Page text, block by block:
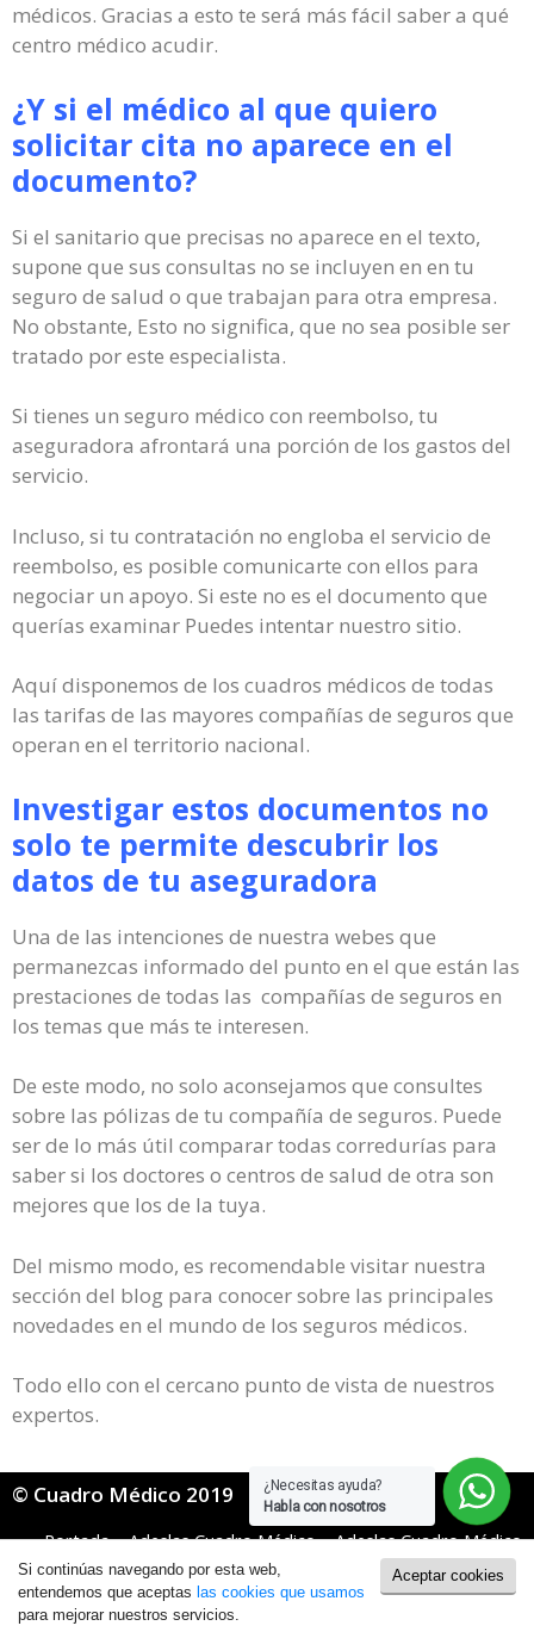
¿Necesitas ayuda?
Habla con nosotros
médicos. Gracias a esto te será más fácil saber a qué
centro médico acudir.
¿Y si el médico al que quiero
solicitar cita no aparece en el
documento?
Si el sanitario que precisas no aparece en el texto,
supone que sus consultas no se incluyen en en tu
seguro de salud o que trabajan para otra empresa.
No obstante, Esto no significa, que no sea posible ser
tratado por este especialista.
Si tienes un seguro médico con reembolso, tu
aseguradora afrontará una porción de los gastos del
servicio.
Incluso, si tu contratación no engloba el servicio de
reembolso, es posible comunicarte con ellos para
negociar un apoyo. Si este no es el documento que
querías examinar Puedes intentar nuestro sitio.
Aquí disponemos de los cuadros médicos de todas
las tarifas de las mayores compañías de seguros que
operan en el territorio nacional.
Investigar estos documentos no
solo te permite descubrir los
datos de tu aseguradora
Una de las intenciones de nuestra webes que
permanezcas informado del punto en el que están las
prestaciones de todas las compañías de seguros en
los temas que más te interesen.
De este modo, no solo aconsejamos que consultes
sobre las pólizas de tu compañía de seguros. Puede
ser de lo más útil comparar todas corredurías para
saber si los doctores o centros de salud de otra son
mejores que los de la tuya.
Del mismo modo, es recomendable visitar nuestra
sección del blog para conocer sobre las principales
novedades en el mundo de los seguros médicos.
Todo ello con el cercano punto de vista de nuestros
expertos.
© Cuadro Médico 2019
Portada»Adeslas Cuadro Médico»Adeslas Cuadro Médico
Dental» Adeslas Dental cuadro medico Jaén
Política de Cookies|Política de Privacidad
Aceptar cookies
Si continúas navegando por esta web,
entendemos que aceptas las cookies que usamos
para mejorar nuestros servicios.